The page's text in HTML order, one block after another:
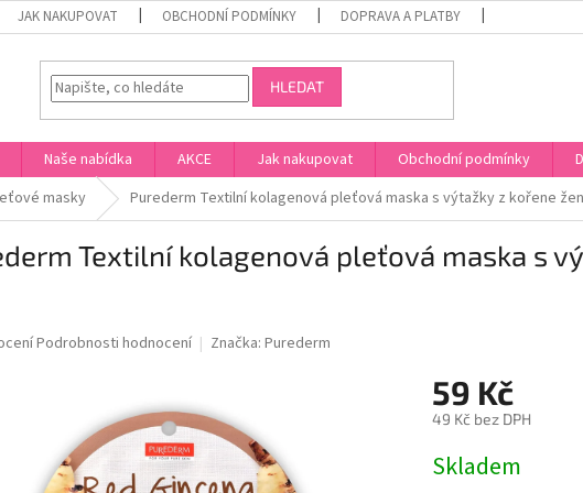
JAK NAKUPOVAT OBCHODNÍ PODMÍNKY DOPRAVA A PLATBY
HLEDAT
Naše nabídka AKCE Jak nakupovat Obchodní podmínky
masky Purederm Textilní kolagenová pleťová maska s výtažky z kořene
Textilní kolagenová pleťová maska s
Podrobnosti hodnocení Značka: Purederm
59 Kč
49 Kč bez DPH
cena:
Skladem